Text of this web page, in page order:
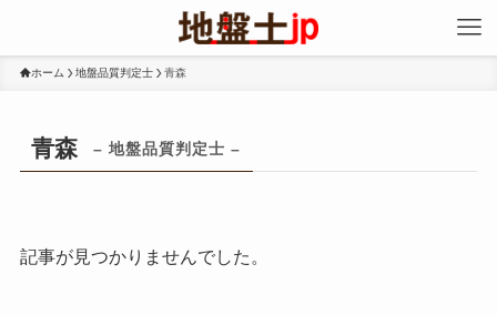
ホーム 地盤品質判定士 青森
青森 – 地盤品質判定士 –
記事が見つかりませんでした。